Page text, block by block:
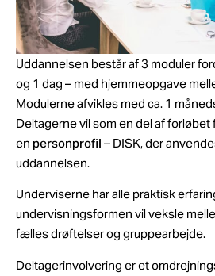
Uddannelsen består af 3 moduler
og 1 dag – med hjemmeopgave
Modulerne afvikles med ca. 1
Deltagerne vil som en del af forløbet
en personprofil – DISK, der
uddannelsen.
Underviserne har alle praktisk
undervisningsformen vil veksle
fælles drøftelser og gruppearbejde.
Deltagerinvolvering er et